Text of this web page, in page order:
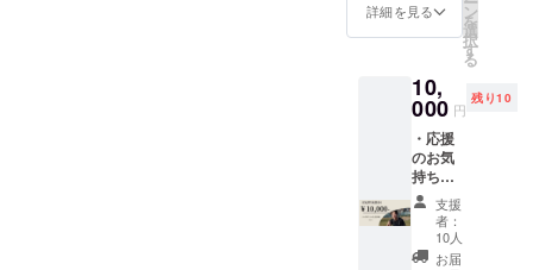
ンクな
し」の
備考欄
にご記
載くだ
さい。
認くだ
・やむ
際は、
翌週
2024年
6月
22(土)1
9:00~と
なりま
すので
ご了承
くださ
ひ対面
で参加
できる
対面で
お話し
させて
頂きた
いで
す！対
面の場
合は-
tomosh
ibi-のお
詳細を見る ン
を
選
択
す
る
10,
000 円
残り10
・応援
のお気
持ちで
支援し
てくだ
さる方
はこち
支援
者：
10人
お届